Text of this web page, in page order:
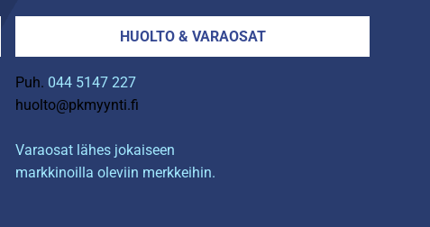
HUOLTO & VARAOSAT
Puh. 044 5147 227
huolto@pkmyynti.fi
Varaosat lähes jokaiseen
markkinoilla oleviin merkkeihin.